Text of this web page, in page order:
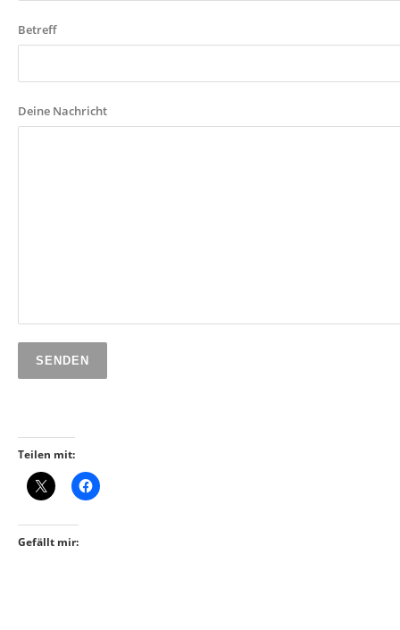
Betreff
Deine Nachricht
Teilen mit:
Gefällt mir: